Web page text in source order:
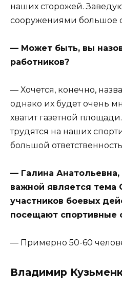
наших сторожей.
сооружениями большое
— Может быть, вы
работников?
— Хочется, конечно,
однако их будет очень
хватит газетной
трудятся на наших
большой
— Галина Анатольевна,
важной является тема
участников боевых
посещают спортивные
— Примерно 50-60
Владимир